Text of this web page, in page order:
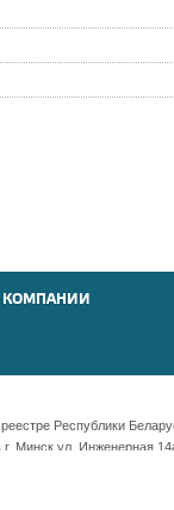
КОМПАНИИ
Республики
Минск ул. Инженерная